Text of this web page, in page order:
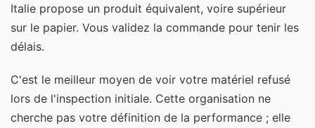
Italie propose un produit équivalent, voire supérieur
sur le papier. Vous validez la commande pour tenir les
délais.
C'est le meilleur moyen de voir votre matériel refusé
lors de l'inspection initiale. Cette organisation ne
cherche pas votre définition de la performance ; elle